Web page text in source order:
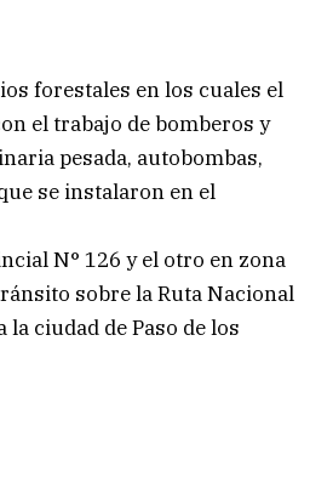
forestales en los cuales el
el trabajo de bomberos y
pesada, autobombas,
se instalaron en el
N° 126 y el otro en zona
sobre la Ruta Nacional
ciudad de Paso de los